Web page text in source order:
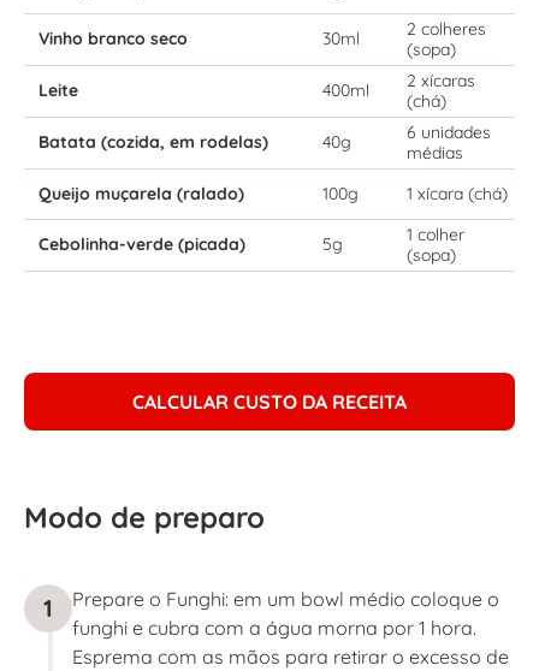
Vinho branco seco 30ml
2 colheres
(sopa)
Leite
400ml
2 xícaras
(chá)
Batata (cozida, em rodelas)
40g
6 unidades
médias
Queijo muçarela (ralado)
100g 1 xícara (chá)
Cebolinha-verde (picada) 5g
1 colher
(sopa)
CALCULAR CUSTO DA RECEITA
Modo de preparo
1
Prepare o Funghi: em um bowl médio coloque o
funghi e cubra com a água morna por 1 hora.
Esprema com as mãos para retirar o excesso de